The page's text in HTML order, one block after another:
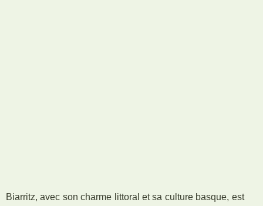
Biarritz, avec son charme littoral et sa culture basque, est